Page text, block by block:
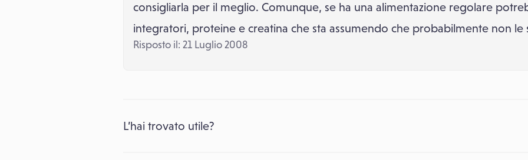
consigliarla per il meglio. Comunque, se ha una alimentazione regolare
integratori, proteine e creatina che sta assumendo che probabilmente non le
Risposto il: 21 Luglio 2008
L’hai trovato utile?